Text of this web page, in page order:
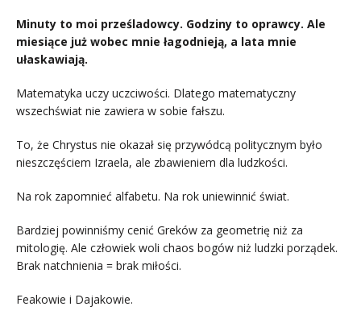
Minuty to moi prześladowcy. Godziny to oprawcy. Ale
miesiące już wobec mnie łagodnieją, a lata mnie
ułaskawiają.
Matematyka uczy uczciwości. Dlatego matematyczny
wszechświat nie zawiera w sobie fałszu.
To, że Chrystus nie okazał się przywódcą politycznym było
nieszczęściem Izraela, ale zbawieniem dla ludzkości.
Na rok zapomnieć alfabetu. Na rok uniewinnić świat.
Bardziej powinniśmy cenić Greków za geometrię niż za
mitologię. Ale człowiek woli chaos bogów niż ludzki porządek.
Brak natchnienia = brak miłości.
Feakowie i Dajakowie.